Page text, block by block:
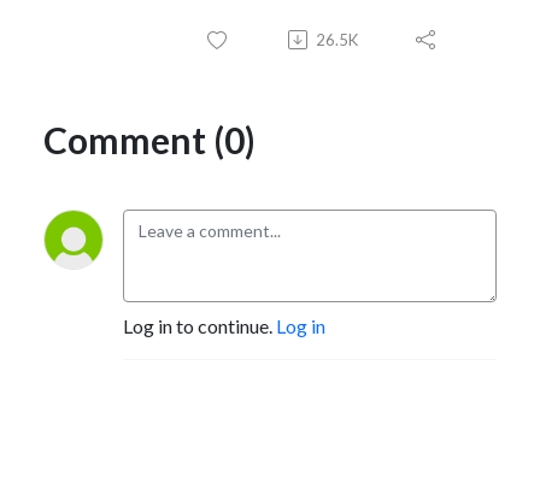
26.5K
Comment (0)
Log in to continue. Log in